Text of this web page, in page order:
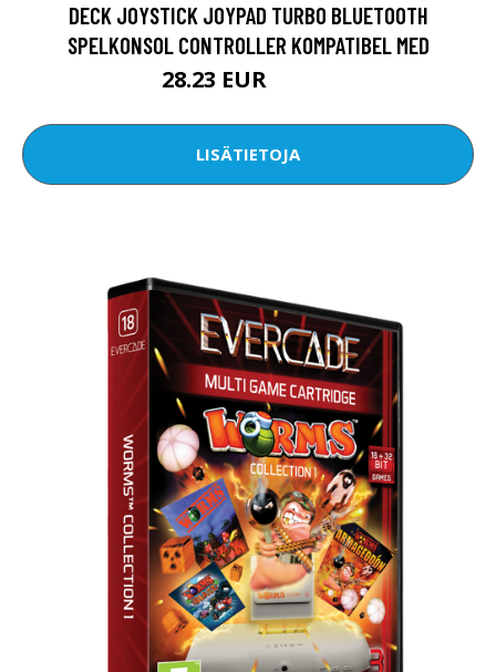
DECK JOYSTICK JOYPAD TURBO BLUETOOTH
SPELKONSOL CONTROLLER KOMPATIBEL MED
28.23 EUR
LISÄTIETOJA